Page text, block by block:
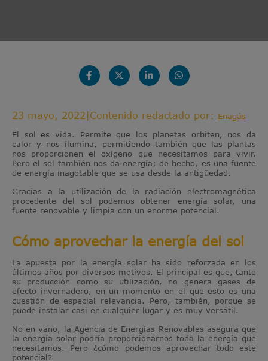
23 mayo, 2022 Contenido redactado por: Enagás
El sol es vida. Permite que los planetas orbiten, nos da
calor y nos ilumina, permitiendo también que las plantas
nos proporcionen el oxígeno que necesitamos para vivir.
Pero el sol también nos da energía; de hecho, es una fuente
de energía inagotable que se usa desde la antigüedad.
Gracias a la utilización de la radiación electromagnética
procedente del sol podemos obtener energía solar, una
fuente renovable y limpia con un enorme potencial.
Cómo aprovechar la energía del sol
La apuesta por la energía solar ha sido reforzada en los
últimos años por diversos motivos. El principal es que, tanto
su producción como su utilización, no genera gases de
efecto invernadero, en un momento en el que esto es una
cuestión de especial relevancia. Pero, también, porque se
puede instalar casi en cualquier lugar y es muy versátil.
No en vano, la Agencia de Energías Renovables asegura que
la energía solar podría proporcionarnos toda la energía que
necesitamos. Pero ¿cómo podemos aprovechar todo este
potencial?